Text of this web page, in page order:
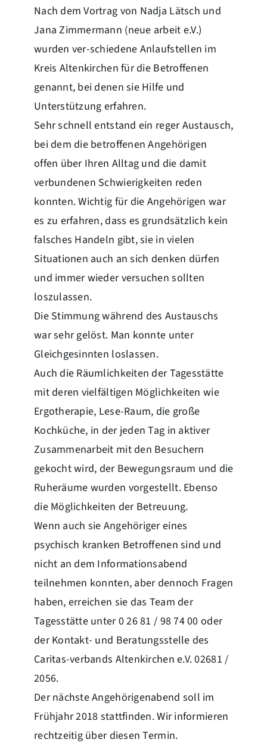
Nach dem Vortrag von Nadja Lätsch und
Jana Zimmermann (neue arbeit e.V.)
wurden ver-schiedene Anlaufstellen im
Kreis Altenkirchen für die Betroffenen
genannt, bei denen sie Hilfe und
Unterstützung erfahren.
Sehr schnell entstand ein reger Austausch,
bei dem die betroffenen Angehörigen
offen über Ihren Alltag und die damit
verbundenen Schwierigkeiten reden
konnten. Wichtig für die Angehörigen war
es zu erfahren, dass es grundsätzlich kein
falsches Handeln gibt, sie in vielen
Situationen auch an sich denken dürfen
und immer wieder versuchen sollten
loszulassen.
Die Stimmung während des Austauschs
war sehr gelöst. Man konnte unter
Gleichgesinnten loslassen.
Auch die Räumlichkeiten der Tagesstätte
mit deren vielfältigen Möglichkeiten wie
Ergotherapie, Lese-Raum, die große
Kochküche, in der jeden Tag in aktiver
Zusammenarbeit mit den Besuchern
gekocht wird, der Bewegungsraum und die
Ruheräume wurden vorgestellt. Ebenso
die Möglichkeiten der Betreuung.
Wenn auch sie Angehöriger eines
psychisch kranken Betroffenen sind und
nicht an dem Informationsabend
teilnehmen konnten, aber dennoch Fragen
haben, erreichen sie das Team der
Tagesstätte unter 0 26 81 / 98 74 00 oder
der Kontakt- und Beratungsstelle des
Caritas-verbands Altenkirchen e.V. 02681 /
2056.
Der nächste Angehörigenabend soll im
Frühjahr 2018 stattfinden. Wir informieren
rechtzeitig über diesen Termin.